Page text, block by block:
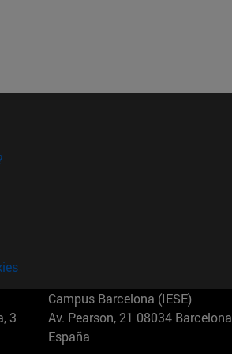
3
Campus Barcelona (IESE)
Av. Pearson, 21 08034 Barcelona
España